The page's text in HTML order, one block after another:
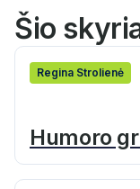
Šio
Regina Strolienė
Humoro